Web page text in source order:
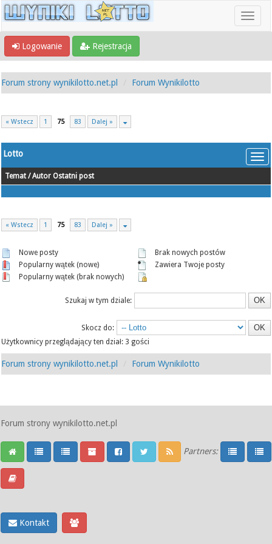
Logowanie Rejestracja
Forum strony wynikilotto.net.pl Forum Wynikilotto
« Wstecz 1 75 83 Dalej »
Lotto
Temat /Autor Ostatni post
« Wstecz 1 75 83 Dalej »
Nowe posty
Popularny wątek (nowe)
Popularny wątek (brak nowych)
Brak nowych postów
Zawiera Twoje posty
Szukaj w tym dziale:
Skocz do:
Użytkownicy przeglądający ten dział: 3 gości
Forum strony wynikilotto.net.pl Forum Wynikilotto
Forum strony wynikilotto.net.pl
Partners:
Kontakt